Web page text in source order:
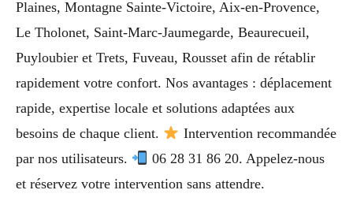
Plaines, Montagne Sainte-Victoire, Aix-en-Provence,
Le Tholonet, Saint-Marc-Jaumegarde, Beaurecueil,
Puyloubier et Trets, Fuveau, Rousset afin de rétablir
rapidement votre confort. Nos avantages : déplacement
rapide, expertise locale et solutions adaptées aux
besoins de chaque client.
Intervention recommandée
par nos utilisateurs.
06 28 31 86 20. Appelez-nous
et réservez votre intervention sans attendre.